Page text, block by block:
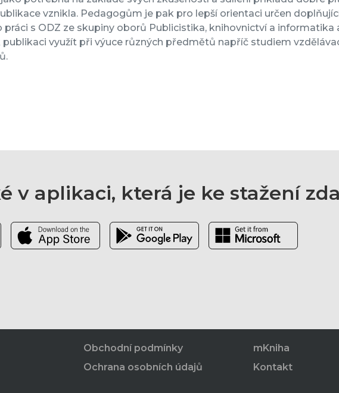
vznikla. Pedagogům je pak pro lepší orientaci určen
práci s ODZ ze skupiny oborů Publicistika, knihovnictví a informatika
publikaci využít při výuce různých předmětů napříč studiem
v aplikaci, která je ke stažení
Obchodní podmínky
Ochrana osobních údajů
mKniha
Kontakt